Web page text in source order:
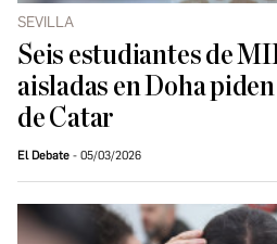
SEVILLA
Seis estudiantes de
aisladas en Doha
de Catar
El Debate 05/03/2026